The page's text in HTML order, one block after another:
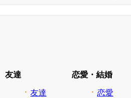
友達
友達
恋愛・結婚
恋愛